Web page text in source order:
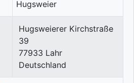
Hugsweierer Kirchstraße
39
77933 Lahr
Deutschland